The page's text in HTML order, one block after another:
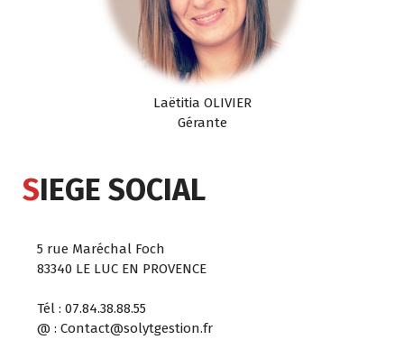
Laëtitia OLIVIER
Gérante
SIEGE SOCIAL
5 rue Maréchal Foch
83340 LE LUC EN PROVENCE
Tél : 07.84.38.88.55
@ : Contact@solytgestion.fr